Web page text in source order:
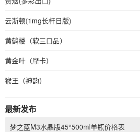
云斯顿(1mg长杆日版)
黄鹤楼（软三口品）
黄金叶（摩卡）
猴王（神韵）
最新发布
梦之蓝M3水晶版45°500ml单瓶价格表